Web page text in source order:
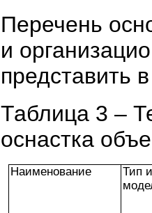
Перечень
и
представить
Таблица 3 –
оснастка
Наименование
Тип